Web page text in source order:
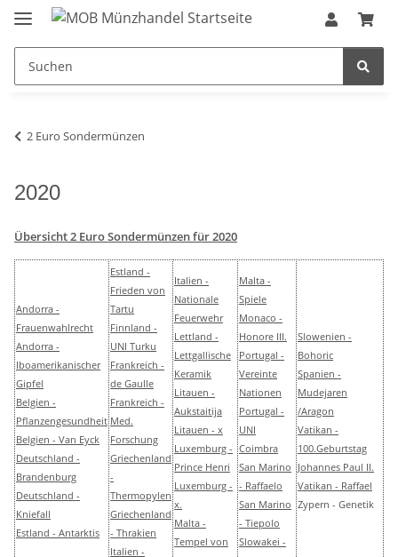
2 Euro Sondermünzen
2020
Übersicht 2 Euro Sondermünzen für 2020
Andorra -
Frauenwahlrecht
Andorra -
Iboamerikanischer
Gipfel
Belgien -
Pflanzengesundheit
Belgien - Van Eyck
Deutschland -
Brandenburg
Deutschland -
Kniefall
Estland - Antarktis
Estland -
Frieden von
Tartu
Finnland -
UNI Turku
Frankreich -
de Gaulle
Frankreich -
Med.
Forschung
Griechenland
-
Thermopylen
Griechenland
- Thrakien
Italien -
Italien -
Nationale
Feuerwehr
Lettland -
Lettgallische
Keramik
Litauen -
Aukstaitija
Litauen - x
Luxemburg -
Prince Henri
Luxemburg -
x.
Malta -
Tempel von
Malta -
Spiele
Monaco -
Honore III.
Portugal -
Vereinte
Nationen
Portugal -
UNI
Coimbra
San Marino
- Raffaelo
San Marino
- Tiepolo
Slowakei -
Slowenien -
Bohoric
Spanien -
Mudejaren
/Aragon
Vatikan -
100.Geburtstag
Johannes Paul II.
Vatikan - Raffael
Zypern - Genetik